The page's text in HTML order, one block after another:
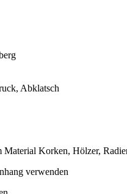
Abklatsch
Material Korken, Hölzer,
verwenden